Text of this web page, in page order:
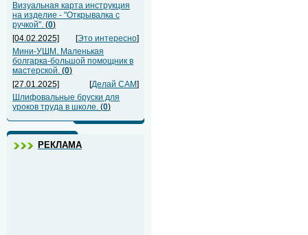
Визуальная карта инструкция
на изделие - "Открывалка с
ручкой". (0)
[04.02.2025]
[Это интересно]
Мини-УШМ. Маленькая
болгарка-большой помощник в
мастерской. (0)
[27.01.2025]
[Делай САМ]
Шлифовальные бруски для
уроков труда в школе. (0)
РЕКЛАМА